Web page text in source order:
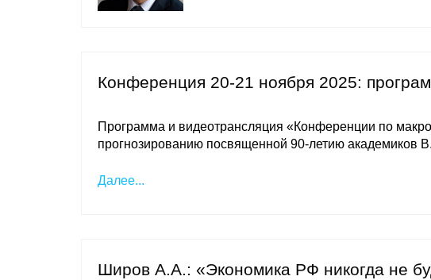
Конференция 20-21 ноября 2025:
Программа и видеотрансляция «Конференции по
прогнозированию посвященной 90-летию
Далее...
Широв А.А.: «Экономика РФ никогда не